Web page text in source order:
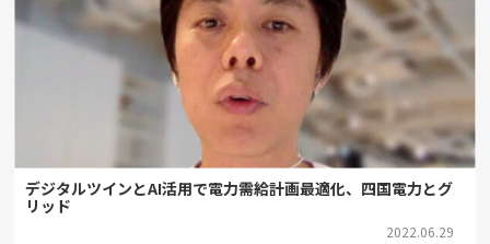
デジタルツインとAI活用で電力需給計画最適化、四国電力とグ
リッド
2022.06.29